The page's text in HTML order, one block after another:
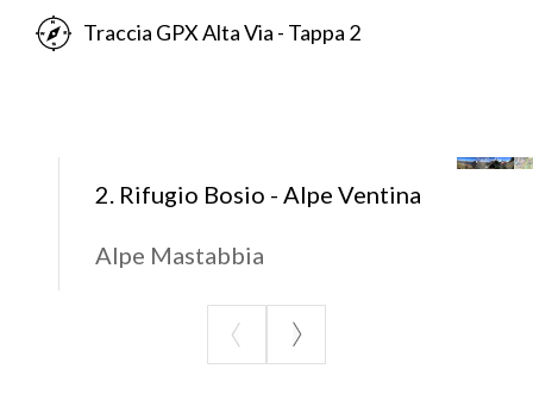
possono vedere antichi torni utilizzati per la
Per il pernottamento:
Rifugio Gerli Porro +39 0342/451404
Traccia GPX Alta Via - Tappa 2
2. Rifugio Bosio - Alpe Ventina
Alpe Mastabbia